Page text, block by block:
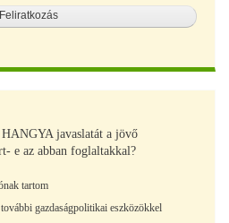
javaslatát a jövő
e az abban foglaltakkal?
tartom
gazdaságpolitikai eszközökkel